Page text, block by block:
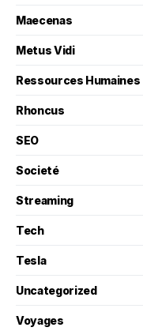
Maecenas
Metus Vidi
Ressources Humaines
Rhoncus
SEO
Societé
Streaming
Tech
Tesla
Uncategorized
Voyages